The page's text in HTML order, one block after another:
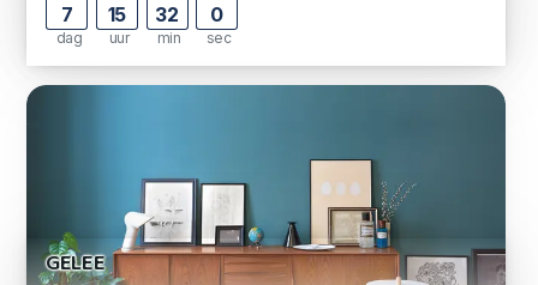
7
dag
15
uur
31
min
59
sec
GELEE